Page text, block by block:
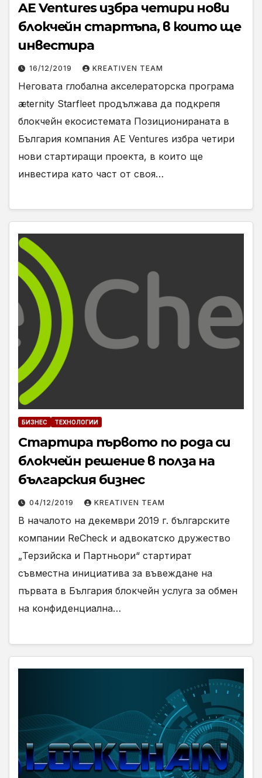
AE Ventures избра четири нови
блокчейн стартъпа, в които ще
инвестира
16/12/2019 KREATIVEN TEAM
Неговата глобална акселераторска програма
æternity Starfleet продължава да подкрепя
блокчейн екосистемата Позиционираната в
България компания AE Ventures избра четири
нови стартиращи проекта, в които ще
инвестира като част от своя…
БИЗНЕС ТЕХНОЛОГИИ
Стартира първото по рода си
блокчейн решение в полза на
българския бизнес
04/12/2019 KREATIVEN TEAM
В началото на декември 2019 г. българските
компании ReCheck и адвокатско дружество
„Терзийска и Партньори“ стартират
съвместна инициатива за въвеждане на
първата в България блокчейн услуга за обмен
на конфиденциална…